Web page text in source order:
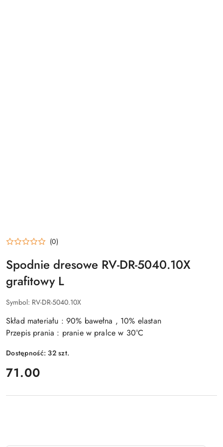
(0)
Spodnie dresowe RV-DR-5040.10X
grafitowy L
Symbol: RV-DR-5040.10X
Skład materiału : 90% bawełna , 10% elastan
Przepis prania : pranie w pralce w 30°C
Dostępność:32szt.
cena:
71.00